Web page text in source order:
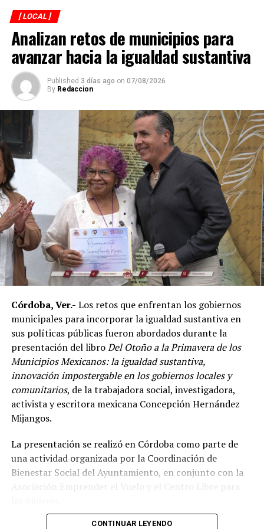
Explicó que de los participantes serán seleccionados
alrededor de 40 atletas que representarán a México en
el campeonato mundial programado para noviembre en
Georgia, por lo que el torneo en Córdoba también
funciona como una de las principales etapas para
conformar al equipo nacional.
Marroquín destacó el desempeño que ha tenido México
en competencias internacionales de artes marciales
mixtas y sostuvo que el país se ha consolidado como una
de las principales potencias del continente americano
en esta disciplina.
De acuerdo con el dirigente deportivo, México ha
conseguido cinco campeonatos panamericanos
consecutivos por equipos, superando a delegaciones
como Estados Unidos y Brasil, considerado uno de los
países con mayor tradición en las artes marciales
mixtas.
Ante los cuestionamientos sobre el nivel de agresividad
de este deporte, señaló que las competencias cuentan
con la edad y experiencia de los participantes.
Indicó que existen divisiones infantiles, juveniles y para
adultos, con reglas específicas para cada categoría, por
dentro de esquemas considerados formativos.
[ LOCAL ]
Analizan retos de municipios para
avanzar hacia la igualdad sustantiva
Published 3 días ago on 07/08/2026
By Redaccion
Córdoba, Ver.- Los retos que enfrentan los gobiernos
municipales para incorporar la igualdad sustantiva en
sus políticas públicas fueron abordados durante la
presentación del libroDel Otoño a la Primavera de los
Municipios Mexicanos: la igualdad sustantiva,
innovación impostergable en los gobiernos locales y
comunitarios, de la trabajadora social, investigadora,
activista y escritora mexicana Concepción Hernández
Mijangos.
La presentación se realizó en Córdoba como parte de
una actividad organizada por la Coordinación de
Bienestar Social del Ayuntamiento, en conjunto con la
Asociación Emprender el Vuelo y el Centro Libre para
CONTINUAR LEYENDO